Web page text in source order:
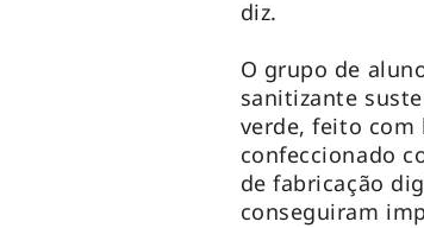
diz.
O grupo de
sanitizante
verde, feito com
confeccionado
de fabricação
conseguiram